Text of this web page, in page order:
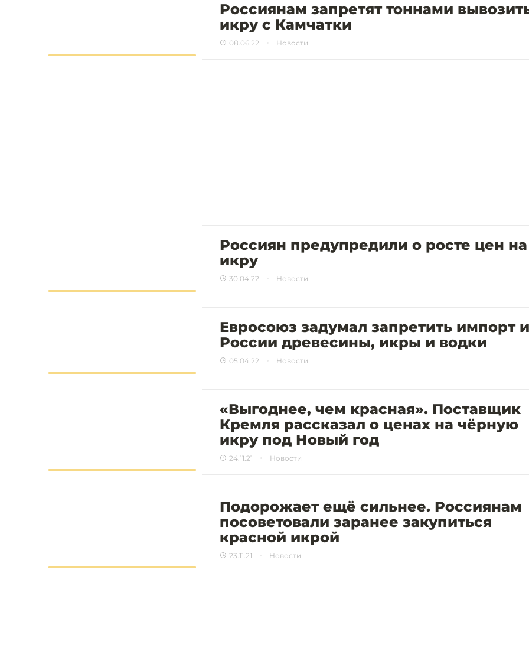
Россиянам запретят тоннами
икру с Камчатки
08.06.22 Новости
Россиян предупредили о росте цен на
икру
30.04.22 Новости
Евросоюз задумал запретить импорт
России древесины, икры и водки
05.04.22 Новости
«Выгоднее, чем красная». Поставщик
Кремля рассказал о ценах на чёрную
икру под Новый год
24.11.21 Новости
Подорожает ещё сильнее. Россиянам
посоветовали заранее закупиться
красной икрой
23.11.21 Новости